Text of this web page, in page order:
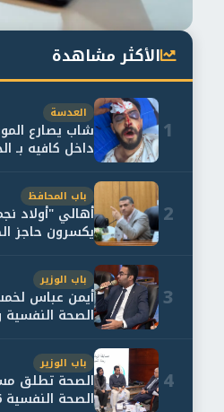
الأكثر مشاهدة
1
العدسة
شاب يصارع
داخل كافيه بـ
2
باب المحافظ
أهالي "أولاد
يكسرون حاجز
3
باب الوزير
أيمن عباس
الصحة
4
باب الوزير